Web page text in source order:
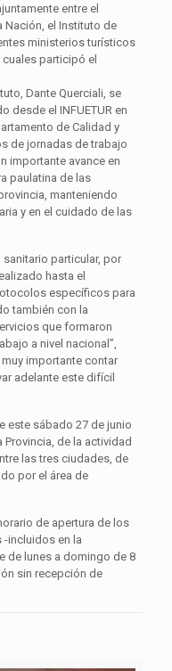
entre el
Nación, el Instituto de
ministerios turísticos
participó el
Dante Querciali, se
desde el INFUETUR en
de Calidad y
de jornadas de trabajo
importante avance en
paulatina de las
manteniendo
y en el cuidado de las
particular, por
hasta el
específicos para
también con la
que formaron
a nivel nacional”,
importante contar
adelante este difícil
este sábado 27 de junio
de la actividad
las tres ciudades, de
por el área de
de apertura de los
-incluidos en la
de lunes a domingo de 8
sin recepción de